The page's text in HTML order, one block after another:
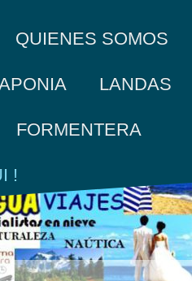
QUIENES SOMOS
LANDAS
FORMENTERA
!